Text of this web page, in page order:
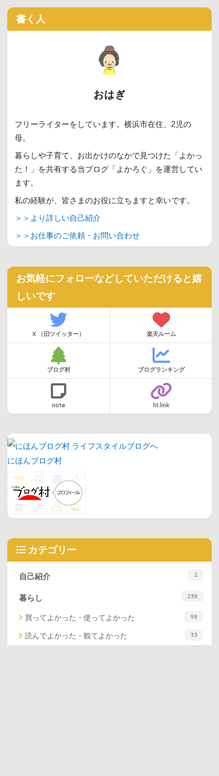
書く人
おはぎ
フリーライターをしています。横浜市在住、2児の
母。
暮らしや子育て、お出かけのなかで見つけた「よかっ
た！」を共有する当ブログ「よかろぐ」を運営してい
ます。
私の経験が、皆さまのお役に立ちますと幸いです。
＞＞より詳しい自己紹介
＞＞お仕事のご依頼・お問い合わせ
お気軽にフォローなどしていただけると嬉
しいです
X （旧ツイッター） 楽天ルーム
ブログ村 ブログランキング
note lit.link
にほんブログ村
カテゴリー
自己紹介 2
暮らし 238
買ってよかった・使ってよかった 98
読んでよかった・観てよかった 33